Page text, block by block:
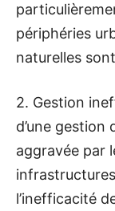
périphéries
naturelles
2. Gestion
d’une gestion
aggravée par
l’inefficacité